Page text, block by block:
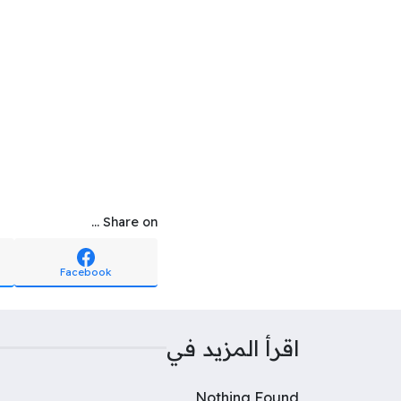
Share on ...
Facebook
اقرأ المزيد في
Nothing Found